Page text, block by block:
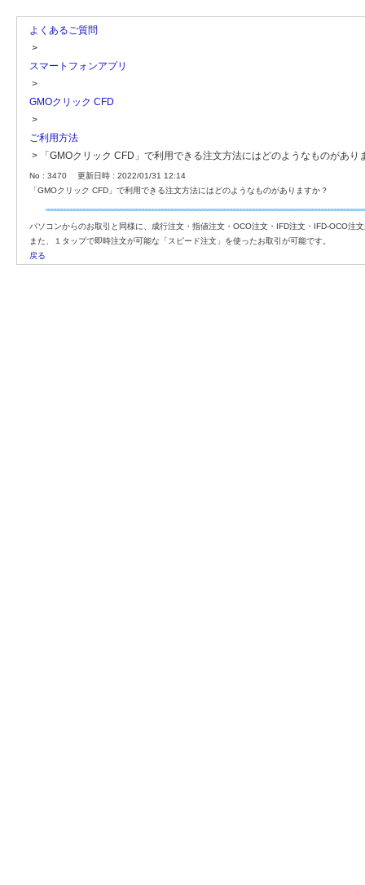
よくあるご質問
>
スマートフォンアプリ
>
GMOクリック CFD
>
ご利用方法
>
「GMOクリック CFD」で利用できる注文方法にはどのようなものがあり
No : 3470
更新日時 : 2022/01/31 12:14
「GMOクリック CFD」で利用できる注文方法にはどのようなものがありますか？
パソコンからのお取引と同様に、成行注文・指値注文・OCO注文・IFD注文・IFD-OCO注
また、１タップで即時注文が可能な「スピード注文」を使ったお取引が可能です。
戻る